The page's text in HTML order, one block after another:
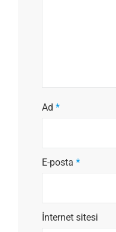
Ad *
E-posta *
İnternet sitesi